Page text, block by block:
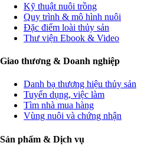
Kỹ thuật nuôi trồng
Quy trình & mô hình nuôi
Đặc điểm loài thủy sản
Thư viện Ebook & Video
Giao thương & Doanh nghiệp
Danh bạ thương hiệu thủy sản
Tuyển dụng, việc làm
Tìm nhà mua hàng
Vùng nuôi và chứng nhận
Sản phẩm & Dịch vụ